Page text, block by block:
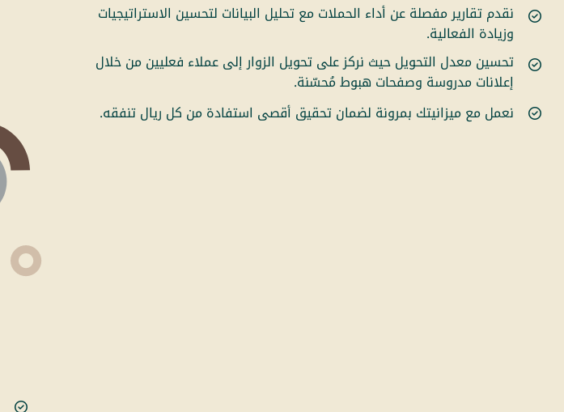
نقدم تقارير مفصلة عن أداء الحملات مع تحليل البيانات لتحسين الاستراتيجيات
وزيادة الفعالية.
تحسين معدل التحويل حيث نركز على تحويل الزوار إلى عملاء فعليين من خلال
إعلانات مدروسة وصفحات هبوط مُحسّنة.
نعمل مع ميزانيتك بمرونة لضمان تحقيق أقصى استفادة من كل ريال تنفقه.